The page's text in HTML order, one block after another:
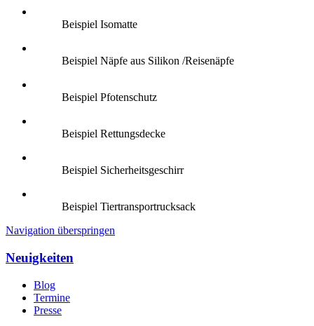
Beispiel Isomatte
Beispiel Näpfe aus Silikon /Reisenäpfe
Beispiel Pfotenschutz
Beispiel Rettungsdecke
Beispiel Sicherheitsgeschirr
Beispiel Tiertransportrucksack
Navigation überspringen
Neuigkeiten
Blog
Termine
Presse